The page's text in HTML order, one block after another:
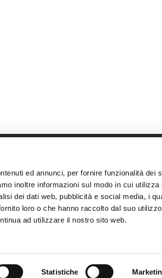
ed annunci, per fornire funzionalità dei
inoltre informazioni sul modo in cui utilizza
dei dati web, pubblicità e social media, i
loro o che hanno raccolto dal suo
ad utilizzare il nostro sito web.
Statistiche
Home
Accedi
Registrati
Chi
I